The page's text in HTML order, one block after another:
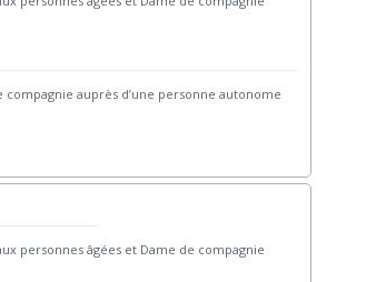
auprès d’une personne autonome
personnes âgées et Dame de compagnie